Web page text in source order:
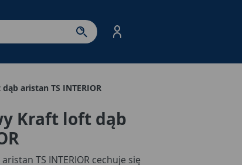
- przejdź do strony produktów. Spacja – otwórz/
aristan TS INTERIOR
Kraft loft dąb
TS INTERIOR cechuje się